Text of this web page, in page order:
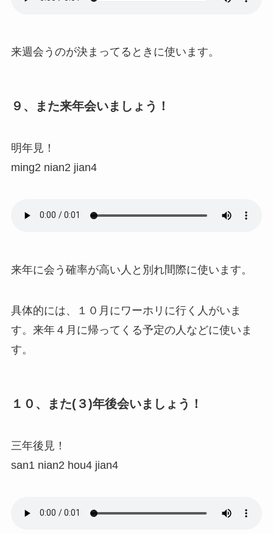
来週会うのが決まってるときに使います。
９、また来年会いましょう！
明年見！
ming2 nian2 jian4
来年に会う確率が高い人と別れ間際に使います。
具体的には、１０月にワーホリに行く人がいま
す。来年４月に帰ってくる予定の人などに使いま
す。
１０、また(３)年後会いましょう！
三年後見！
san1 nian2 hou4 jian4